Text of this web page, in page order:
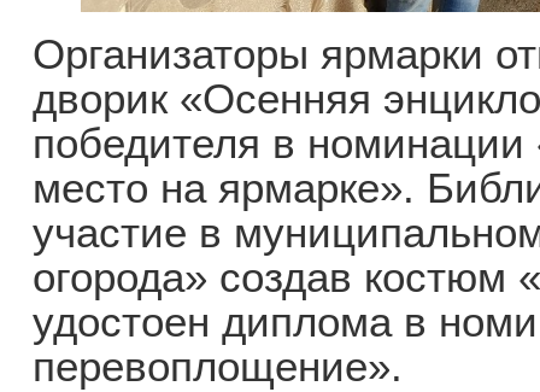
Организаторы ярмарки
дворик «Осенняя
победителя в номинации
место на ярмарке».
участие в
огорода» создав
удостоен диплома в
перевоплощение».